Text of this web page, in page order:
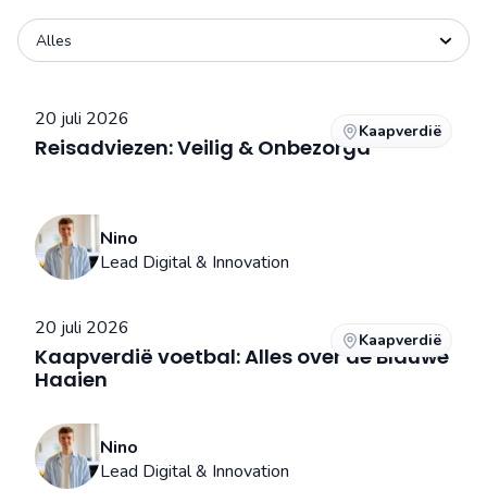
Kaapverdië
20 juli 2026
Reisadviezen: Veilig & Onbezorgd
Nino
Lead Digital & Innovation
Kaapverdië
20 juli 2026
Kaapverdië voetbal: Alles over de Blauwe
Haaien
Nino
Lead Digital & Innovation